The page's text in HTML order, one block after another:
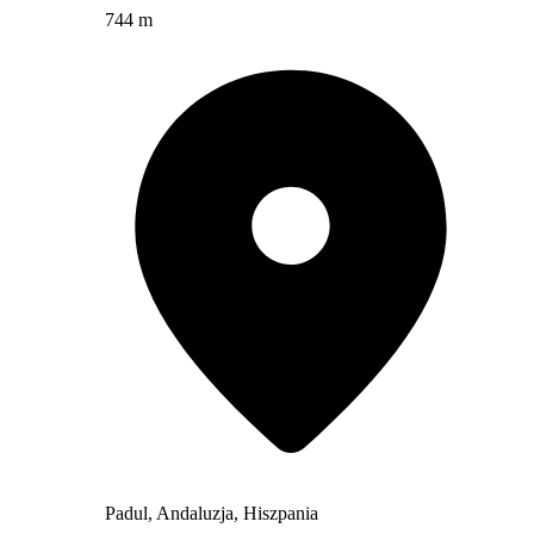
744 m
Padul, Andaluzja, Hiszpania